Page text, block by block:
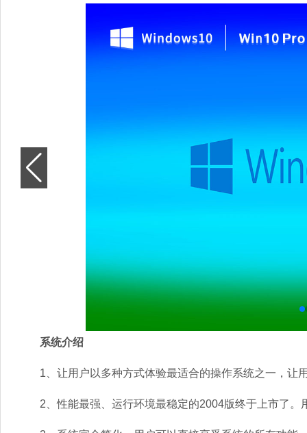
系统介绍
1、让用户以多种方式体验最适合的操作系统之一，让
2、性能最强、运行环境最稳定的2004版终于上市了。